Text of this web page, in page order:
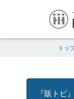
トッ
『販トピ